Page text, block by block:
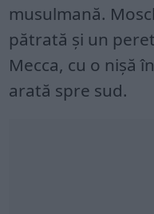
musulmană.
pătrată și un
Mecca, cu o nișă
arată spre sud.